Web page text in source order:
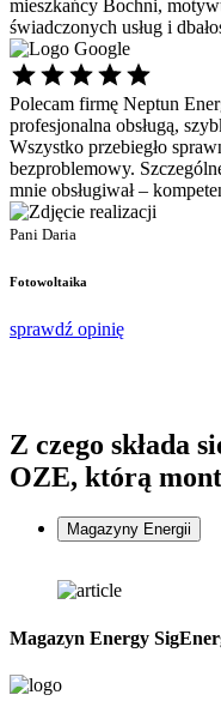
mieszkańcy Bochni,
świadczonych usług i
Polecam firmę Neptun
profesjonalna obsługą,
Wszystko przebiegło
bezproblemowy.
mnie obsługiwał –
Pani Daria
Fotowoltaika
sprawdź opinię
Z czego składa
OZE, którą
Magazyny Energii
Magazyn Energy